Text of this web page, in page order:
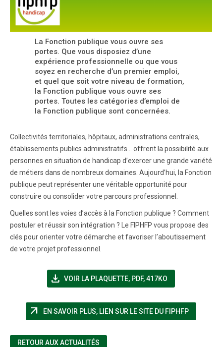
La Fonction publique vous ouvre ses
portes. Que vous disposiez d’une
expérience professionnelle ou que vous
soyez en recherche d’un premier emploi,
et quel que soit votre niveau de formation,
la Fonction publique vous ouvre ses
portes. Toutes les catégories d’emploi de
la Fonction publique sont concernées.
Collectivités territoriales, hôpitaux, administrations centrales,
établissements publics administratifs… offrent la possibilité aux
personnes en situation de handicap d’exercer une grande variété
de métiers dans de nombreux domaines. Aujourd’hui, la Fonction
publique peut représenter une véritable opportunité pour
construire ou consolider votre parcours professionnel.
Quelles sont les voies d’accès à la Fonction publique ? Comment
postuler et réussir son intégration ? Le FIPHFP vous propose des
clés pour orienter votre démarche et favoriser l’aboutissement
de votre projet professionnel.
file_download VOIR LA PLAQUETTE(NOUVELLE FENÊTRE)
, PDF, 417KO
arrow_outward EN SAVOIR PLUS, LIEN SUR LE SITE DU FIPHFP
RETOUR AUX ACTUALITÉS